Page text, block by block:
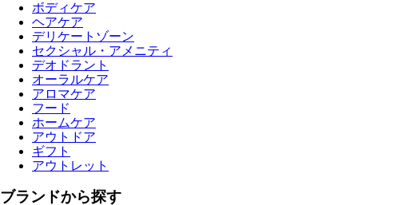
ボディケア
ヘアケア
デリケートゾーン
セクシャル・アメニティ
デオドラント
オーラルケア
アロマケア
フード
ホームケア
アウトドア
ギフト
アウトレット
ブランドから探す